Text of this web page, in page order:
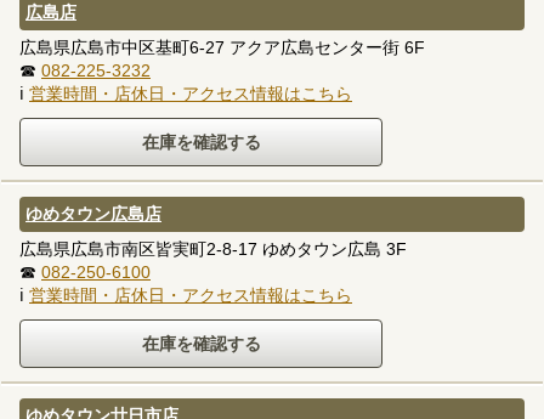
広島店
広島県広島市中区基町6-27 アクア広島センター街 6F
☎ 082-225-3232
ℹ 営業時間・店休日・アクセス情報はこちら
ゆめタウン広島店
広島県広島市南区皆実町2-8-17 ゆめタウン広島 3F
☎ 082-250-6100
ℹ 営業時間・店休日・アクセス情報はこちら
ゆめタウン廿日市店